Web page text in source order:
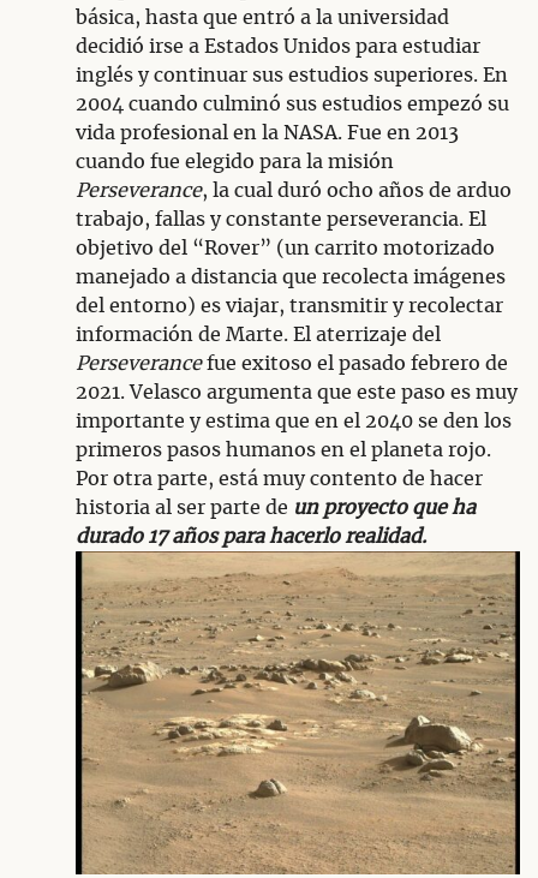
básica, hasta que entró a la universidad
decidió irse a Estados Unidos para estudiar
inglés y continuar sus estudios superiores. En
2004 cuando culminó sus estudios empezó su
vida profesional en la NASA. Fue en 2013
cuando fue elegido para la misión
Perseverance, la cual duró ocho años de arduo
trabajo, fallas y constante perseverancia. El
objetivo del “Rover” (un carrito motorizado
manejado a distancia que recolecta imágenes
del entorno) es viajar, transmitir y recolectar
información de Marte. El aterrizaje del
Perseverancefue exitoso el pasado febrero de
2021. Velasco argumenta que este paso es muy
importante y estima que en el 2040 se den los
primeros pasos humanos en el planeta rojo.
Por otra parte, está muy contento de hacer
historia al ser parte de un proyecto que ha
durado 17 años para hacerlo realidad.